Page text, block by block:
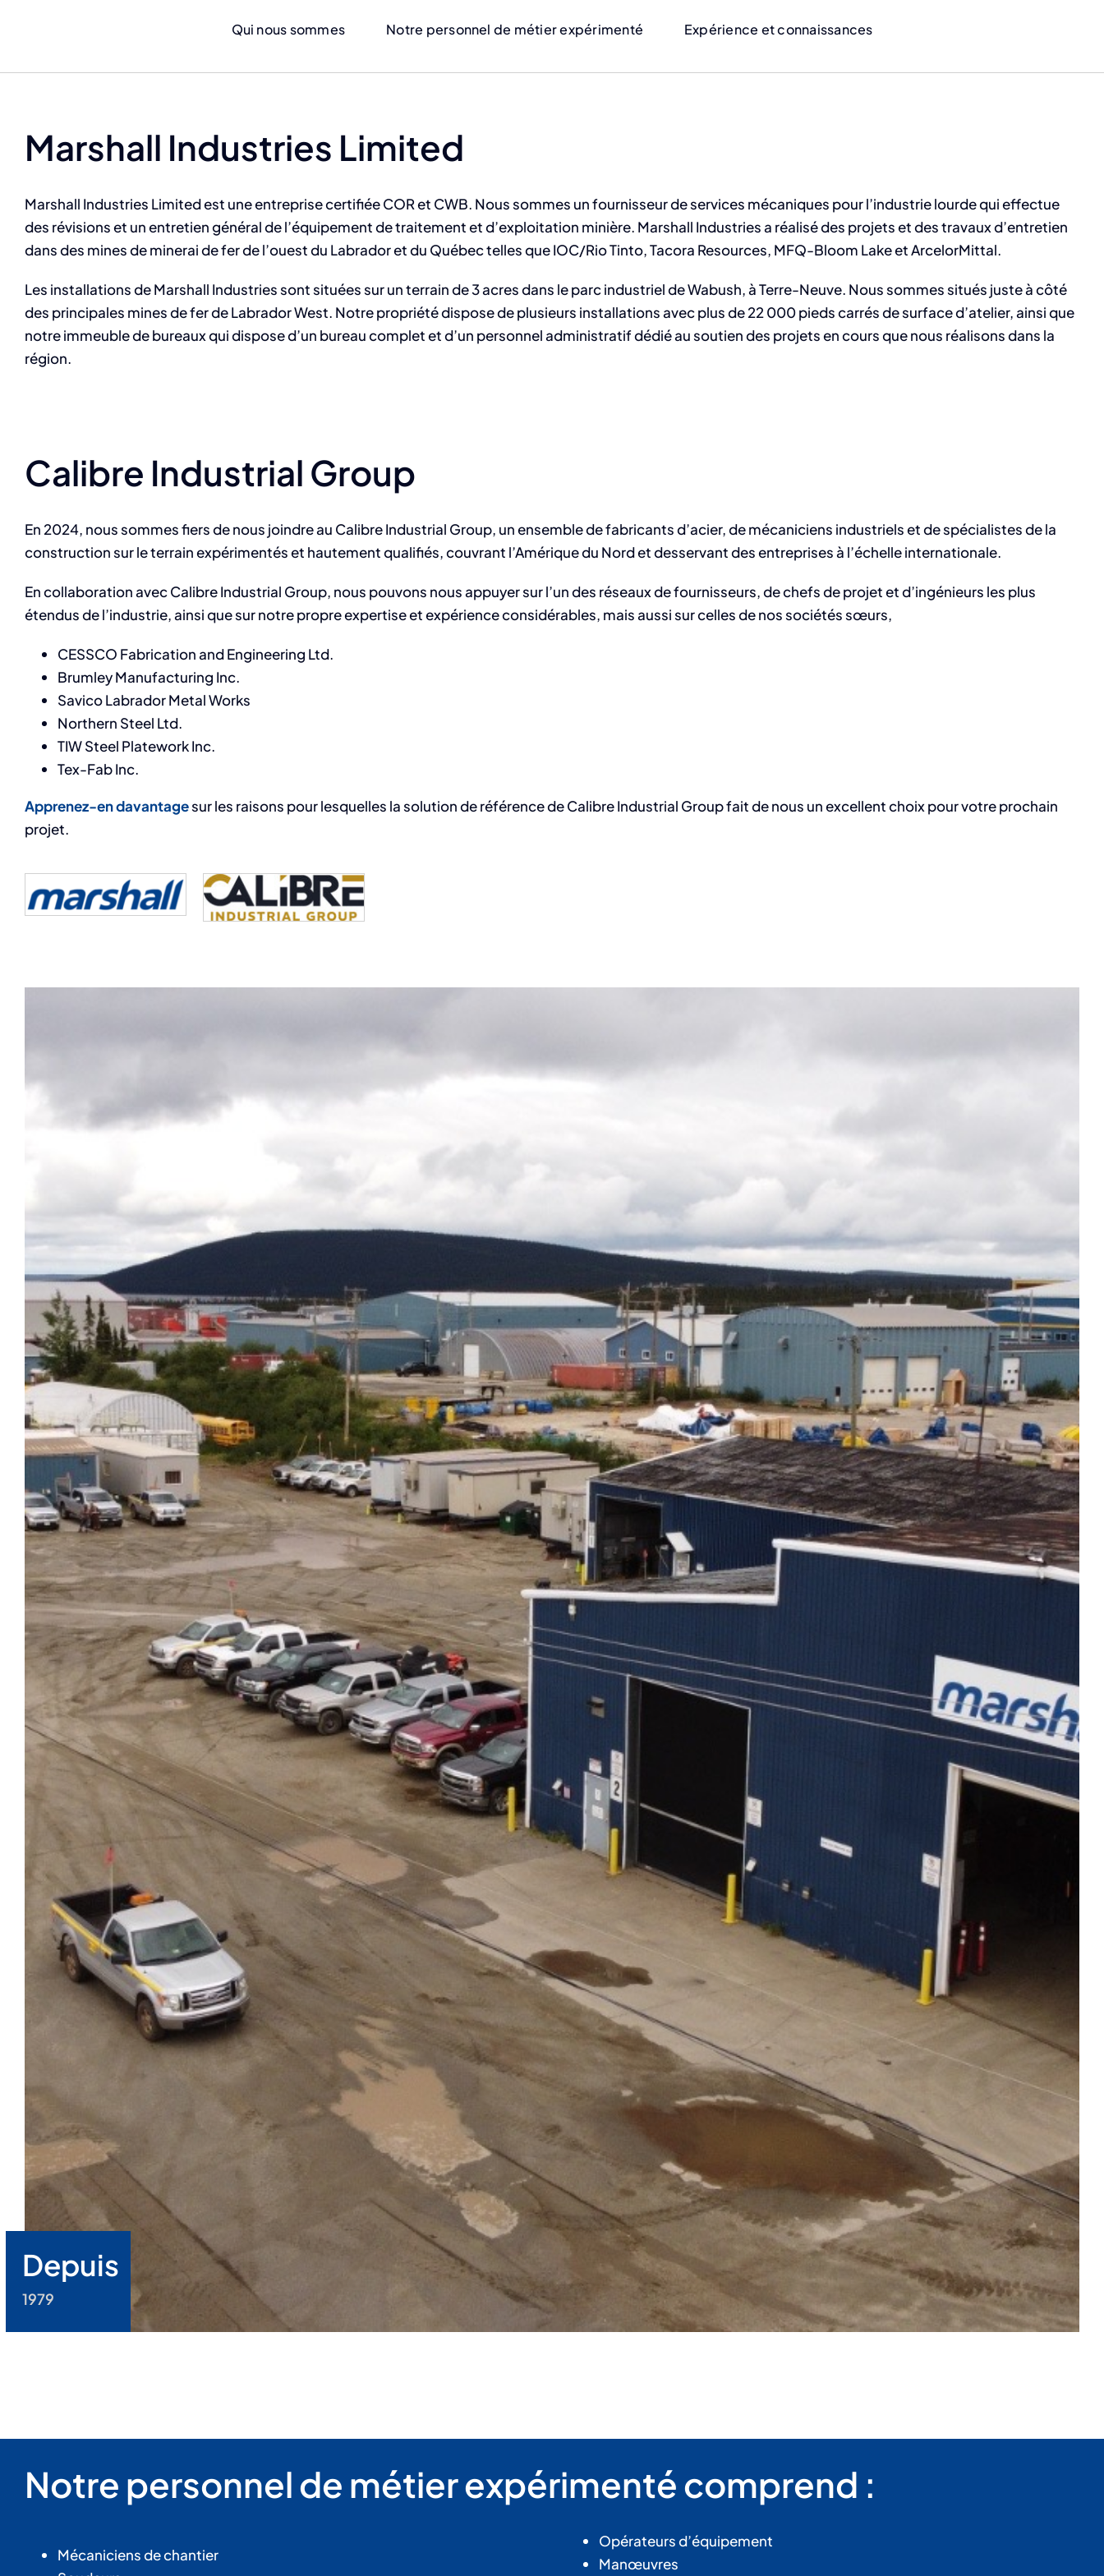
Qui nous sommes Notre personnel de métier expérimenté Expérience et connaissances
Marshall Industries Limited
Marshall Industries Limited est une entreprise certifiée COR et CWB. Nous sommes un fournisseur de services mécaniques pour l’industrie lourde qui effectue
des révisions et un entretien général de l’équipement de traitement et d’exploitation minière. Marshall Industries a réalisé des projets et des travaux d’entretien
dans des mines de minerai de fer de l’ouest du Labrador et du Québec telles que IOC/Rio Tinto, Tacora Resources, MFQ-Bloom Lake et ArcelorMittal.
Les installations de Marshall Industries sont situées sur un terrain de 3 acres dans le parc industriel de Wabush, à Terre-Neuve. Nous sommes situés juste à côté
des principales mines de fer de Labrador West. Notre propriété dispose de plusieurs installations avec plus de 22 000 pieds carrés de surface d’atelier, ainsi que
notre immeuble de bureaux qui dispose d’un bureau complet et d’un personnel administratif dédié au soutien des projets en cours que nous réalisons dans la
région.
Calibre Industrial Group
En 2024, nous sommes fiers de nous joindre au Calibre Industrial Group, un ensemble de fabricants d’acier, de mécaniciens industriels et de spécialistes de la
construction sur le terrain expérimentés et hautement qualifiés, couvrant l’Amérique du Nord et desservant des entreprises à l’échelle internationale.
En collaboration avec Calibre Industrial Group, nous pouvons nous appuyer sur l’un des réseaux de fournisseurs, de chefs de projet et d’ingénieurs les plus
étendus de l’industrie, ainsi que sur notre propre expertise et expérience considérables, mais aussi sur celles de nos sociétés sœurs,
CESSCO Fabrication and Engineering Ltd.
Brumley Manufacturing Inc.
Savico Labrador Metal Works
Northern Steel Ltd.
TIW Steel Platework Inc.
Tex-Fab Inc.
Apprenez-en davantagesur les raisons pour lesquelles la solution de référence de Calibre Industrial Group fait de nous un excellent choix pour votre prochain
projet.
Depuis
1979
Notre personnel de métier expérimenté comprend :
Mécaniciens de chantier
Opérateurs d’équipement
Manœuvres